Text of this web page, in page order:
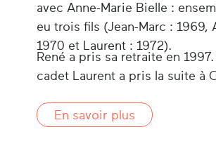
avec Anne-Marie Bielle :
eu trois fils (Jean-Marc : 1969,
1970 et Laurent : 1972).
René a pris sa retraite en
cadet Laurent a pris la suite à
En savoir plus